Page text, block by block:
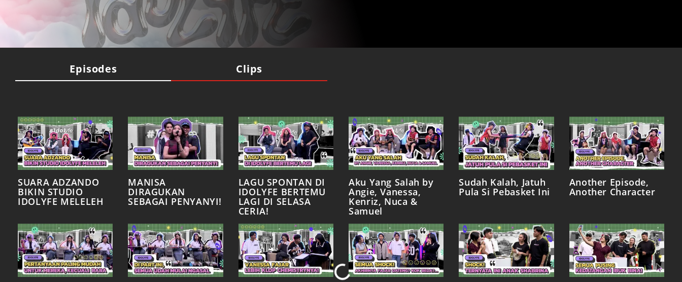
Episodes Clips
SUARA ADZANDO
BIKIN STUDIO
IDOLYFE MELELEH
MANISA
DIRAGUKAN
SEBAGAI PENYANYI!
LAGU SPONTAN DI
IDOLYFE BERTEMU
LAGI DI SELASA
CERIA!
Aku Yang Salah by
Angie, Vanessa,
Kenriz, Nuca &
Samuel
Sudah Kalah, Jatuh
Pula Si Pebasket Ini
Another Episode,
Another Character
Loading...